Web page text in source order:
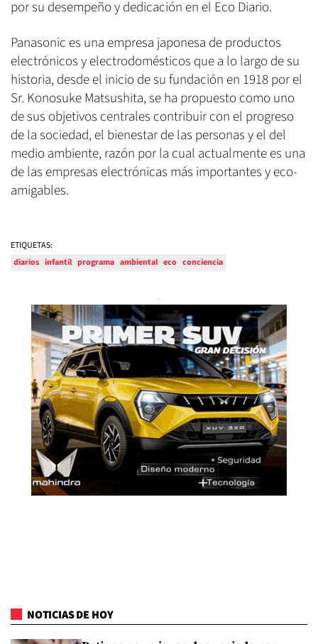
por su desempeño y dedicación en el Eco Diario.
Panasonic es una empresa japonesa de productos
electrónicos y electrodomésticos que a lo largo de su
historia, desde el inicio de su fundación en 1918 por el
Sr. Konosuke Matsushita, se ha propuesto como uno
de sus objetivos centrales contribuir con el progreso
de la sociedad, el bienestar de las personas y el del
medio ambiente, razón por la cual actualmente es una
de las empresas electrónicas más importantes y eco-
amigables.
ETIQUETAS:
diarios infantil programa ambiental eco conciencia
NOTICIAS DE HOY